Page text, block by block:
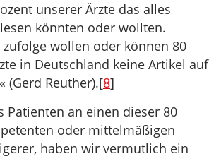
unserer Ärzte das alles
könnten oder wollten.
zufolge wollen oder können 80
in Deutschland keine Artikel auf
(Gerd Reuther).[8]
Patienten an einen dieser 80
oder mittelmäßigen
haben wir vermutlich ein